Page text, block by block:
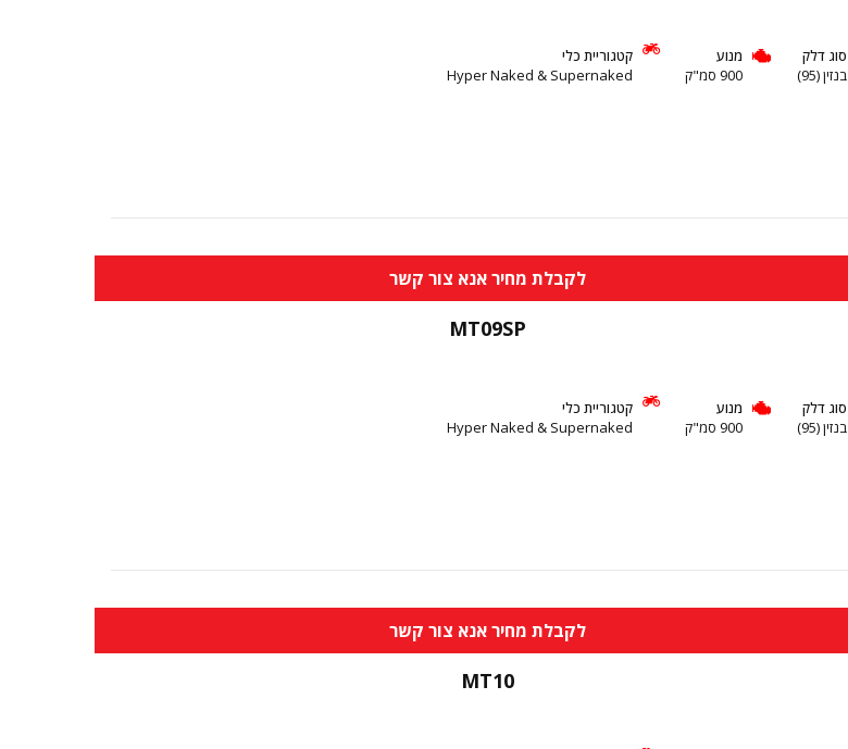
סוג דלק
בנזין (95)
מנוע
900 סמ"ק
קטגוריית כלי
Hyper Naked & Supernaked
לקבלת מחיר אנא צור קשר
MT09SP
סוג דלק
בנזין (95)
מנוע
900 סמ"ק
קטגוריית כלי
Hyper Naked & Supernaked
לקבלת מחיר אנא צור קשר
MT10